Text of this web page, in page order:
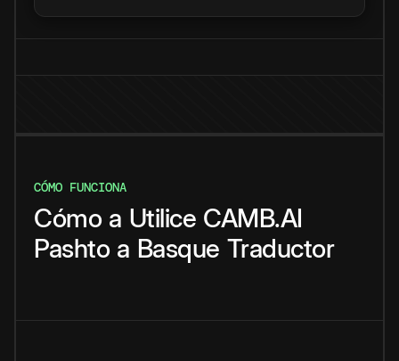
CÓMO FUNCIONA
Cómo a Utilice CAMB.AI
Pashto a Basque Traductor